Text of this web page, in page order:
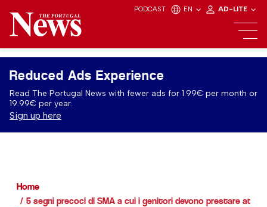
PODCAST EN AD-LITE
Reduced Ads Experience
Read The Portugal News with fewer ads for 1.99€ per month or
19.99€ per year.
Sign up here
Home
5 segni precoci di SMA a cui i genitori devono prestare